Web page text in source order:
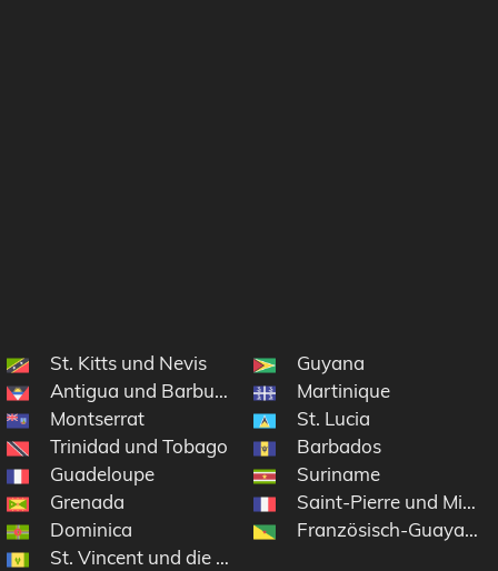
St. Kitts und Nevis
Antigua und Barbuda
Montserrat
Trinidad und Tobago
Guadeloupe
Grenada
Dominica
St. Vincent und die Grenadinen
Guyana
Martinique
St. Lucia
Barbados
Suriname
Saint-Pierre und
Französisch-Guayana